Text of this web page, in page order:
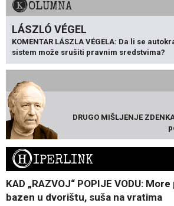
KOLUMNA
LÁSZLÓ VÉGEL
KOMENTAR LÁSZLA VÉGELA: Da li se
sistem može srušiti pravnim sredstvima?
DRUGO MIŠLJENJE
HIPERLINK
KAD „RAZVOJ“ POPIJE VODU:
bazen u dvorištu, suša na vratima